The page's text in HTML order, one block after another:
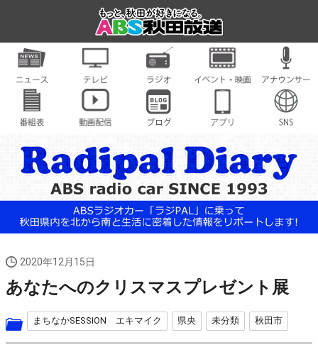
2020年12月15日
あなたへのクリスマスプレゼント展
まちなかSESSION エキマイク 県央 未分類 秋田市